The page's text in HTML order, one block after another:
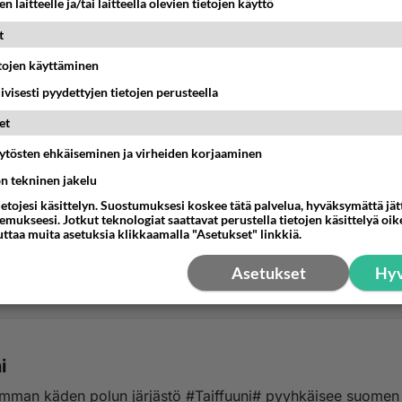
LIIKKEET JA YHTEISÖT
tossa syyskuussa spiritismiä ja se oli perjantai päivä ei
kummallista paitsi jos kys...
käden polun järjästö #Taiffuuni# pyyhkäisee
laitteelle ja/tai laitteella olevien tietojen käyttö
käyttäminen
pyydettyjen tietojen perusteella
ehkäiseminen ja virheiden korjaaminen
tekninen jakelu
käsittelyn. Suostumuksesi koskee tätä palvelua, hyväksymättä
Jotkut teknologiat saattavat perustella tietojen käsittelyä
muita asetuksia klikkaamalla "Asetukset" linkkiä.
Asetukset